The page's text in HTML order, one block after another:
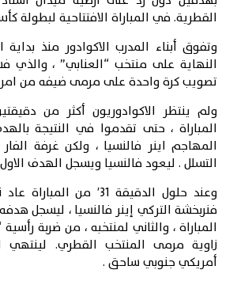
القطرية. في المباراة الافتتاحية لبطولة كأس
وتفوق أبناء المدرب الاكوادور منذ
النهاية على منتخب “العنابي” ،
تصويب كرة واحدة على مرمى ضيفه من
ولم ينتظر الاكوادوريون أكثر من
المباراة ، حتى تقدموا في النتيجة
المهاجم اينر فالنسيا ، ولكن غرفة
التسلل . ليعود فالنسيا ويسجل الهدف الاول
وعند حلول الدقيقة 31′ من
فنربخشة التركي إينر فالنسيا ، ليسجل
المباراة ، والثاني لمنتخبه ، من ضربة
زاوية مرمى المنتخب القطري. لينتهي
أمريكي جنوبي ساحق .